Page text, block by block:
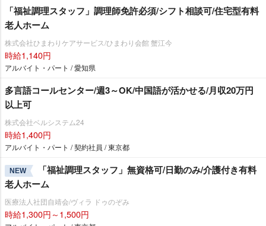
「福祉調理スタッフ」調理師免許必須/シフト相談可/住宅型有料
老人ホーム
株式会社ひまわりケアサービス/ひまわり会館 蟹江今
時給1,140円
アルバイト・パート / 愛知県
多言語コールセンター/週3～OK/中国語が活かせる/月収20万円
以上可
株式会社ベルシステム24
時給1,400円
アルバイト・パート / 契約社員 / 東京都
NEW
「福祉調理スタッフ」無資格可/日勤のみ/介護付き有料
老人ホーム
医療法人社団自靖会/ヴィラ ドゥのぞみ
時給1,300円～1,500円